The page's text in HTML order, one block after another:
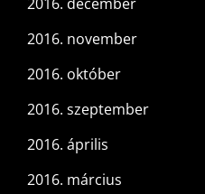
2016. november
2016. október
2016. szeptember
2016. április
2016. március